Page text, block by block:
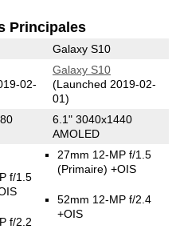
Principales
Galaxy S10
02-
Galaxy S10
(Launched 2019-02-
01)
6.1" 3040x1440
AMOLED
f/1.5
f/2.2
27mm 12-MP f/1.5
(Primaire) +OIS
52mm 12-MP f/2.4
+OIS